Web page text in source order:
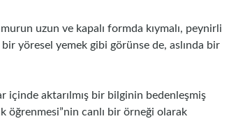
uzun ve kapalı formda kıymalı, peynirli
yöresel yemek gibi görünse de, aslında bir
içinde aktarılmış bir bilginin bedenleşmiş
öğrenmesi”nin canlı bir örneği olarak